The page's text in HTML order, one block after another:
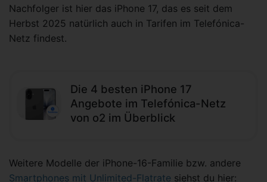
Nachfolger ist hier das iPhone 17, das es seit dem
Herbst 2025 natürlich auch in Tarifen im Telefónica-
Netz findest.
Die 4 besten iPhone 17
Angebote im Telefónica-Netz
von o2 im Überblick
Weitere Modelle der iPhone-16-Familie bzw. andere
Smartphones mit Unlimited-Flatrate siehst du hier: